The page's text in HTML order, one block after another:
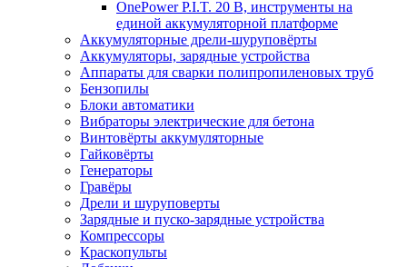
OnePower P.I.T. 20 В, инструменты на
единой аккумуляторной платформе
Аккумуляторные дрели-шуруповёрты
Аккумуляторы, зарядные устройства
Аппараты для сварки полипропиленовых труб
Бензопилы
Блоки автоматики
Вибраторы электрические для бетона
Винтовёрты аккумуляторные
Гайковёрты
Генераторы
Гравёры
Дрели и шуруповерты
Зарядные и пуско-зарядные устройства
Компрессоры
Краскопульты